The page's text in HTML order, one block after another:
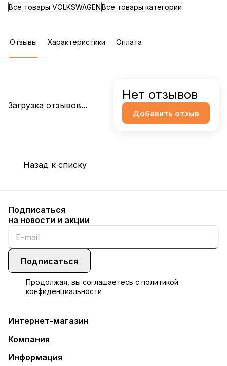
Все товары VOLKSWAGENВсе товары категории
Отзывы Характеристики Оплата
Загрузка отзывов...
Нет отзывов
Добавить отзыв
Назад к списку
Подписаться
на новости и акции
Подписаться
Продолжая, вы соглашаетесь с политикой
конфиденциальности
Интернет-магазин
Компания
Информация